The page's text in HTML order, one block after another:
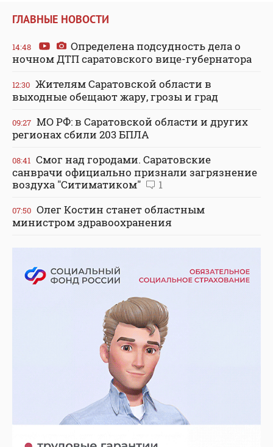
ГЛАВНЫЕ НОВОСТИ
14:48
Определена подсудность дела о
ночном ДТП саратовского вице-губернатора
12:30 Жителям Саратовской области в
выходные обещают жару, грозы и град
09:27 МО РФ: в Саратовской области и других
регионах сбили 203 БПЛА
08:41 Смог над городами. Саратовские
санврачи официально признали загрязнение
воздуха "Ситиматиком"
1
07:50 Олег Костин станет областным
министром здравоохранения